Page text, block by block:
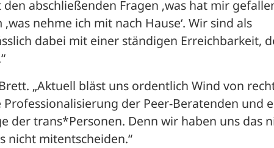
abschließenden Fragen ‚was hat mir
nehme ich mit nach Hause‘. Wir sind als
dabei mit einer ständigen Erreichbarkeit,
„Aktuell bläst uns ordentlich Wind von
der Peer-Beratenden und
der trans*Personen. Denn wir haben uns das
nicht mitentscheiden.“